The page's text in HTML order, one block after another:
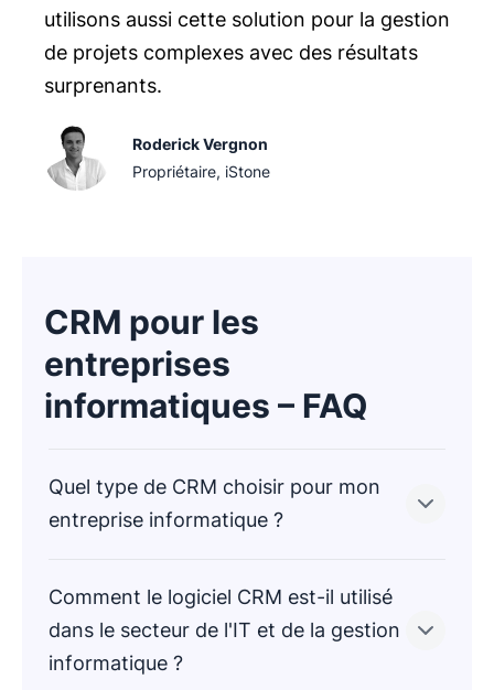
utilisons aussi cette solution pour la gestion
de projets complexes avec des résultats
surprenants.
Roderick Vergnon
Propriétaire, iStone
CRM pour les
entreprises
informatiques – FAQ
Quel type de CRM choisir pour mon
entreprise informatique ?
Des start-ups aux grandes entreprises, un
logiciel CRM permet de renforcer la relation
client, un enjeu crucial pour toute entreprise
Comment le logiciel CRM est-il utilisé
dans le secteur de l'IT et de la gestion
informatique ?